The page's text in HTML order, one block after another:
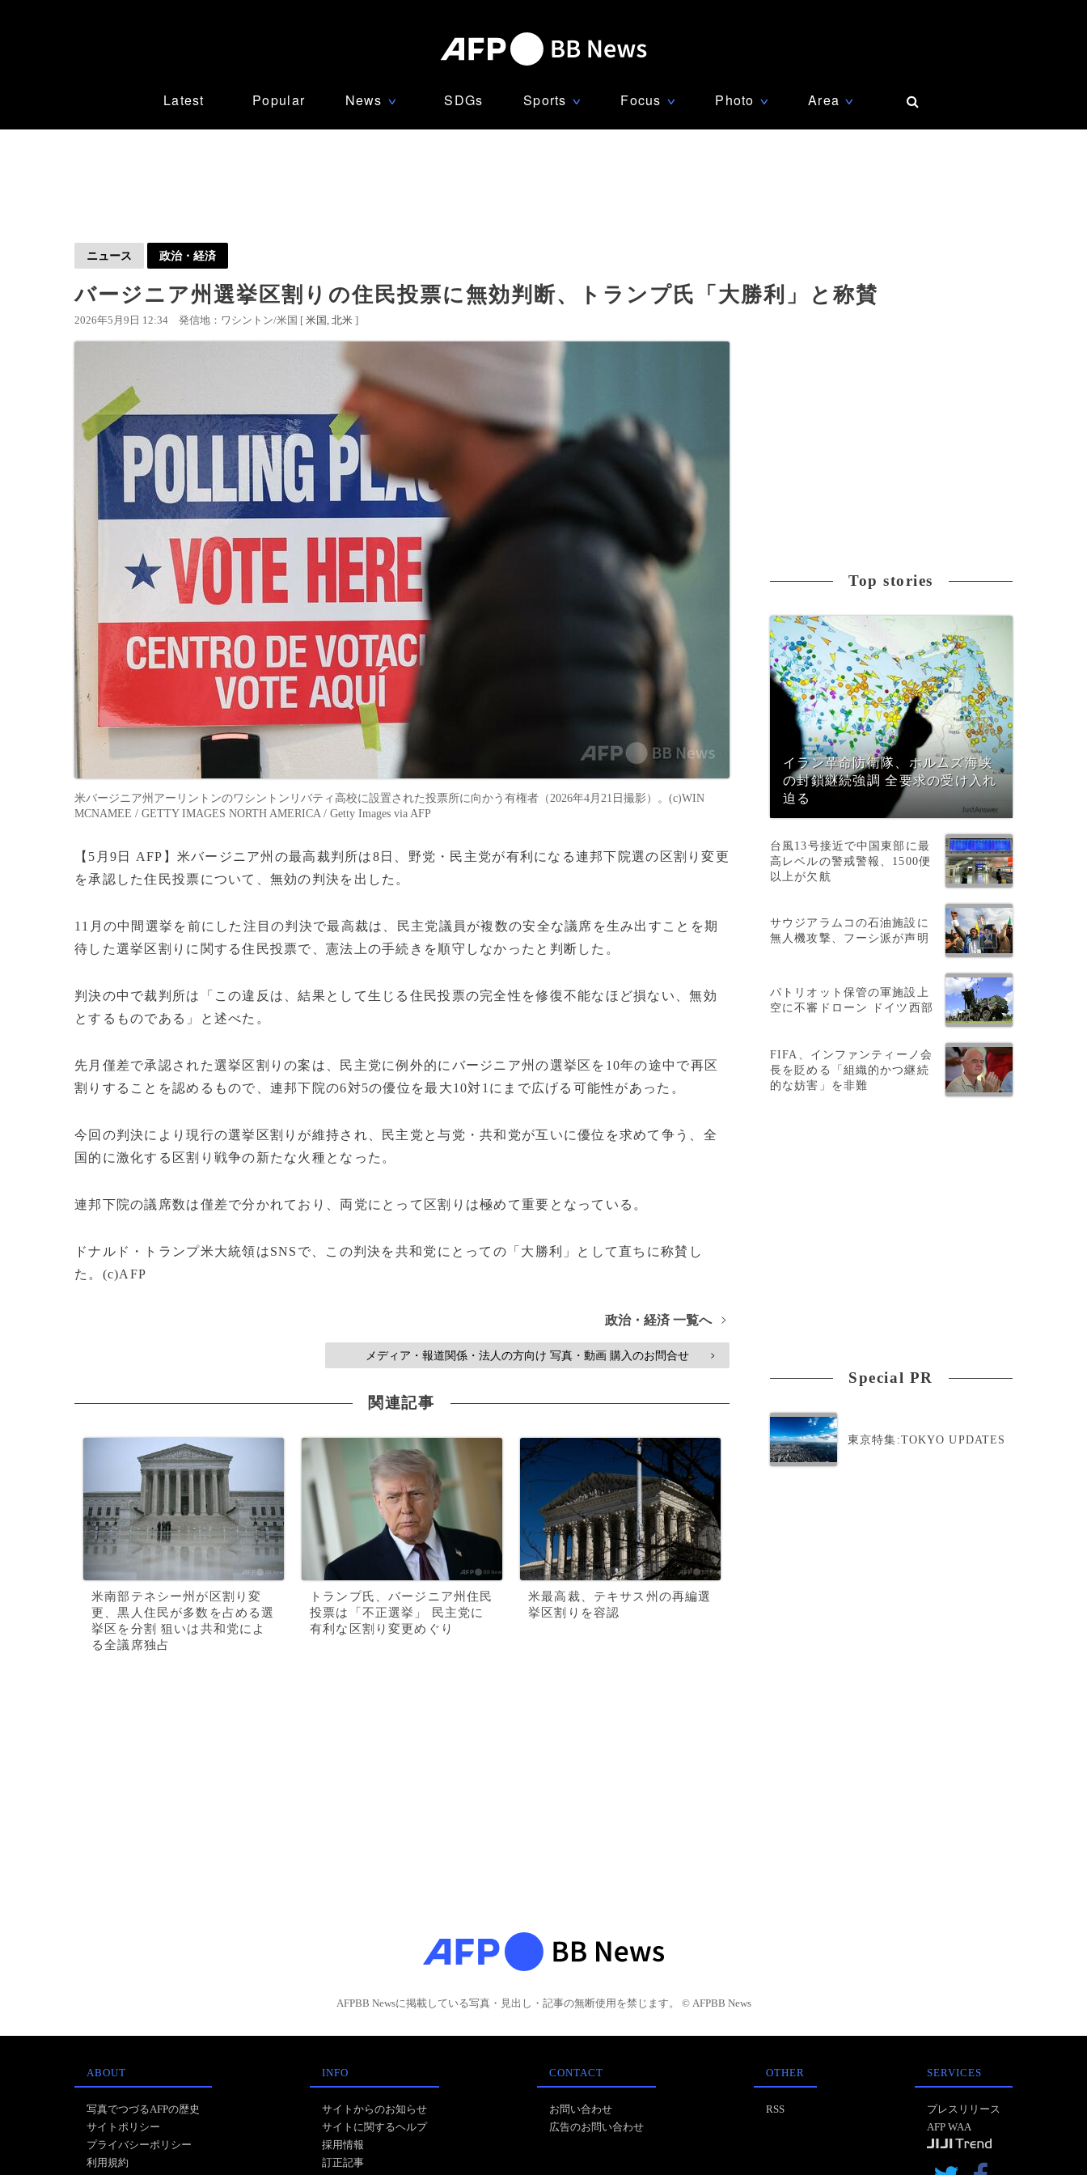
Latest Popular News ∨ SDGs Sports ∨ Focus ∨ Photo ∨ Area ∨
ニュース 政治・経済
バージニア州選挙区割りの住民投票に無効判断、トランプ氏「大勝利」と称賛
2026年5月9日 12:34 発信地：ワシントン/米国 [ 米国 北米 ]
米バージニア州アーリントンのワシントンリバティ高校に設置された投票所に向かう有権者（2026年4月21日撮影）。(c)WIN
MCNAMEE / GETTY IMAGES NORTH AMERICA / Getty Images via AFP
【5月9日 AFP】米バージニア州の最高裁判所は8日、野党・民主党が有利になる連邦下院選の区割り変更
を承認した住民投票について、無効の判決を出した。
11月の中間選挙を前にした注目の判決で最高裁は、民主党議員が複数の安全な議席を生み出すことを期
待した選挙区割りに関する住民投票で、憲法上の手続きを順守しなかったと判断した。
判決の中で裁判所は「この違反は、結果として生じる住民投票の完全性を修復不能なほど損ない、無効
とするものである」と述べた。
先月僅差で承認された選挙区割りの案は、民主党に例外的にバージニア州の選挙区を10年の途中で再区
割りすることを認めるもので、連邦下院の6対5の優位を最大10対1にまで広げる可能性があった。
今回の判決により現行の選挙区割りが維持され、民主党と与党・共和党が互いに優位を求めて争う、全
国的に激化する区割り戦争の新たな火種となった。
連邦下院の議席数は僅差で分かれており、両党にとって区割りは極めて重要となっている。
ドナルド・トランプ米大統領はSNSで、この判決を共和党にとっての「大勝利」として直ちに称賛し
た。(c)AFP
政治・経済 一覧へ >
メディア・報道関係・法人の方向け 写真・動画 購入のお問合せ >
関連記事
米南部テネシー州が区割り変
更、黒人住民が多数を占める選
挙区を分割 狙いは共和党によ
る全議席独占
トランプ氏、バージニア州住民
投票は「不正選挙」 民主党に
有利な区割り変更めぐり
米最高裁、テキサス州の再編選
挙区割りを容認
Top stories
イラン革命防衛隊、ホルムズ海峡
の封鎖継続強調 全要求の受け入れ
迫る
台風13号接近で中国東部に最
高レベルの警戒警報、1500便
以上が欠航
サウジアラムコの石油施設に
無人機攻撃、フーシ派が声明
パトリオット保管の軍施設上
空に不審ドローン ドイツ西部
FIFA、インファンティーノ会
長を貶める「組織的かつ継続
的な妨害」を非難
Special PR
東京特集:TOKYO UPDATES
AFPBB Newsに掲載している写真・見出し・記事の無断使用を禁じます。 © AFPBB News
ABOUT
写真でつづるAFPの歴史
サイトポリシー
プライバシーポリシー
利用規約
INFO
サイトからのお知らせ
サイトに関するヘルプ
採用情報
訂正記事
CONTACT
お問い合わせ
広告のお問い合わせ
OTHER
RSS
SERVICES
プレスリリース
AFP WAA